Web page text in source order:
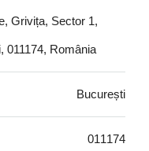
Grivița, Sector 1,
011174, România
București
011174